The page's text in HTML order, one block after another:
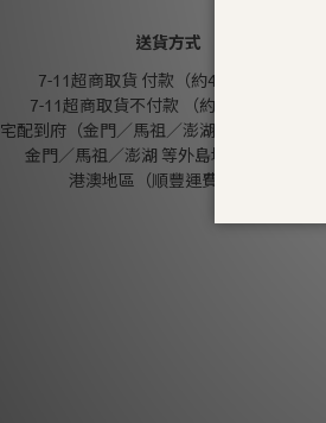
送貨方式
7-11超商取貨 付款（約4-5天送達）
7-11超商取貨不付款 （約4-5天送達）
宅配到府（金門／馬祖／澎湖 外島地區除外）
金門／馬祖／澎湖 等外島地區（郵寄）
港澳地區（順豐運費到付）